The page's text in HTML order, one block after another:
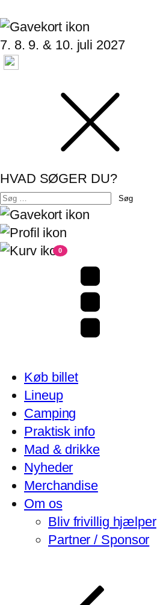
7. 8. 9. & 10. juli 2027
HVAD SØGER DU?
Søg
efter:
0
Køb billet
Lineup
Camping
Praktisk info
Mad & drikke
Nyheder
Merchandise
Om os
Bliv frivillig hjælper
Partner / Sponsor